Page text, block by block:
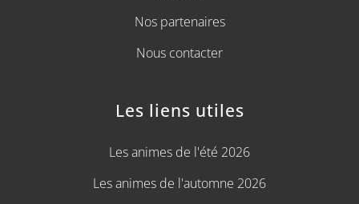
Nos partenaires
Nous contacter
Les liens utiles
Les animes de l'été 2026
Les animes de l'automne 2026